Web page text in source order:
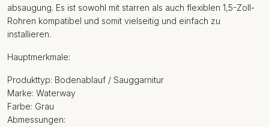
absaugung. Es ist sowohl mit starren als auch flexiblen 1,5-Zoll-
Rohren kompatibel und somit vielseitig und einfach zu
installieren.
Hauptmerkmale:
Produkttyp: Bodenablauf / Sauggarnitur
Marke: Waterway
Farbe: Grau
Abmessungen: